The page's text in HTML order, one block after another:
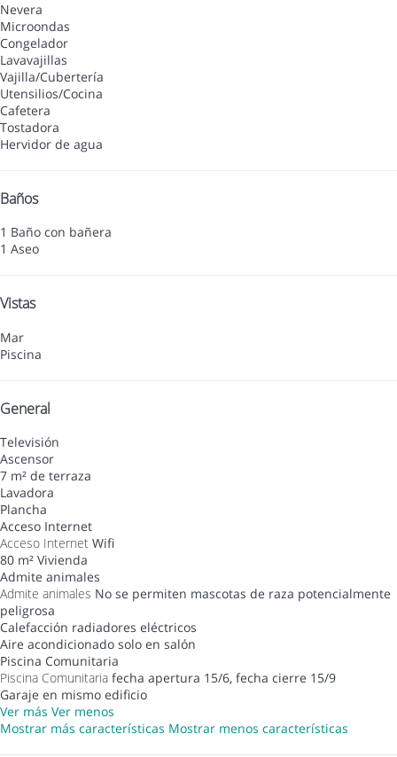
Nevera
Microondas
Congelador
Lavavajillas
Vajilla/Cubertería
Utensilios/Cocina
Cafetera
Tostadora
Hervidor de agua
Baños
1 Baño con bañera
1 Aseo
Vistas
Mar
Piscina
General
Televisión
Ascensor
7 m² de terraza
Lavadora
Plancha
Acceso Internet
Acceso Internet Wifi
80 m² Vivienda
Admite animales
Admite animales No se permiten mascotas de raza potencialmente
peligrosa
Calefacción radiadores eléctricos
Aire acondicionado solo en salón
Piscina Comunitaria
Piscina Comunitaria fecha apertura 15/6, fecha cierre 15/9
Garaje en mismo edificio
Ver más Ver menos
Mostrar más características Mostrar menos características